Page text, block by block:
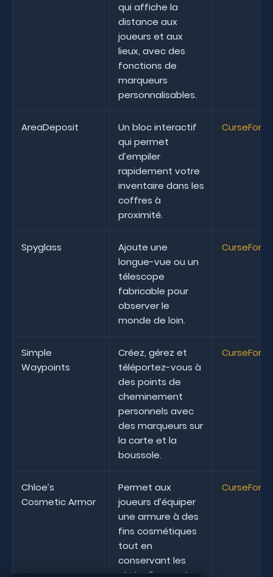
qui affiche la
distance aux
joueurs et aux
lieux, avec des
fonctions de
marqueurs
personnalisables.
AreaDeposit
Un bloc interactif
qui permet
d’empiler
rapidement votre
inventaire dans les
coffres à
proximité.
CurseForge
Spyglass
Ajoute une
longue-vue ou un
télescope
fabricable pour
observer le
monde de loin.
CurseForge
Simple
Waypoints
Créez, gérez et
téléportez-vous à
des points de
cheminement
personnels avec
des marqueurs sur
la carte et la
boussole.
CurseForge
Chloe’s
Cosmetic Armor
Permet aux
joueurs d’équiper
une armure à des
fins cosmétiques
tout en
conservant les
CurseForge